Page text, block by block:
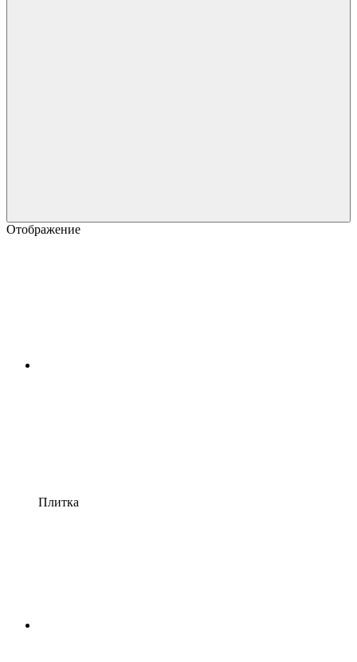
Отображение
Плитка